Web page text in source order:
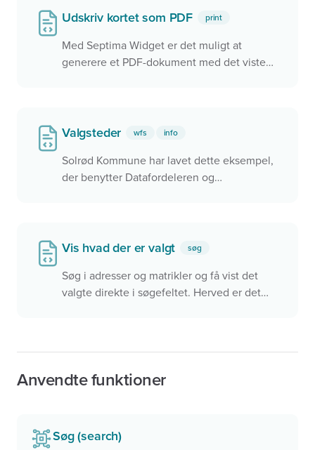
Udskriv kortet som PDF print
Med Septima Widget er det muligt at
generere et PDF-dokument med det viste
Valgsteder wfs info
Solrød Kommune har lavet dette eksempel,
der benytter Datafordeleren og
Vis hvad der er valgt søg
Søg i adresser og matrikler og få vist det
valgte direkte i søgefeltet. Herved er det
Anvendte funktioner
Søg (search)